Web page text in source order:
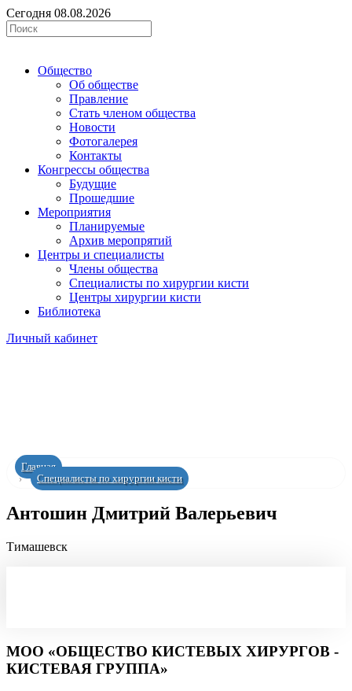
Сегодня 08.08.2026
Общество
Об обществе
Правление
Стать членом общества
Новости
Фотогалерея
Контакты
Конгрессы общества
Будущие
Прошедшие
Мероприятия
Планируемые
Архив меропрятий
Центры и специалисты
Члены общества
Специалисты по хирургии кисти
Центры хирургии кисти
Библиотека
Личный кабинет
Главная
Специалисты по хирургии кисти
Антошин Дмитрий Валерьевич
Тимашевск
МОО «ОБЩЕСТВО КИСТЕВЫХ ХИРУРГОВ -
КИСТЕВАЯ ГРУППА»